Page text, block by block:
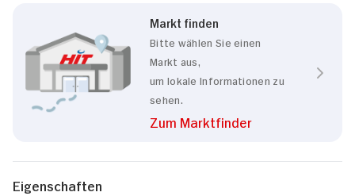
Markt finden
Bitte wählen Sie einen
Markt aus,
um lokale Informationen zu
sehen.
Zum Marktfinder
Eigenschaften